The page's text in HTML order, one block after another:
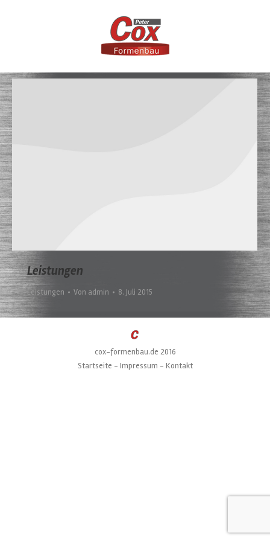
Leistungen
Leistungen Von admin 8. Juli 2015
cox-formenbau.de 2016
Startseite - Impressum - Kontakt